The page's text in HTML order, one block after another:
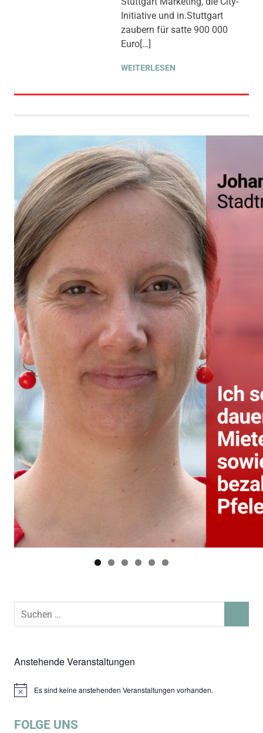
TEILHABE,THEMEN
Initiative und in.Stuttgart
zaubern für satte 900 000
Euro[…]
WEITERLESEN
Suchen
Anstehende Veranstaltungen
HinweisEs sind keine anstehenden Veranstaltungen vorhanden.
FOLGE UNS